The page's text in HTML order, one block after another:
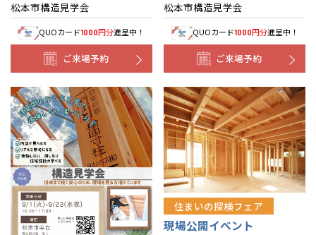
松本市構造見学会
QUOカード1000円分進呈中！
ご来場予約
松本市構造見学会
QUOカード1000円分進呈中！
ご来場予約
住まいの探検フェア
現場公開イベント